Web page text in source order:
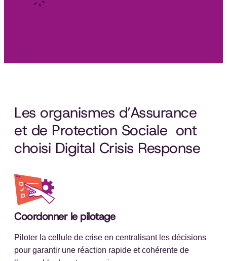
Les organismes d’Assurance
et de Protection Sociale ont
choisi Digital Crisis Response
Coordonner le pilotage
Piloter la cellule de crise en centralisant les décisions
pour garantir une réaction rapide et cohérente de